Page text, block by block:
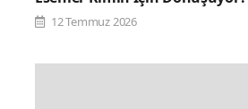
12 Temmuz 2026